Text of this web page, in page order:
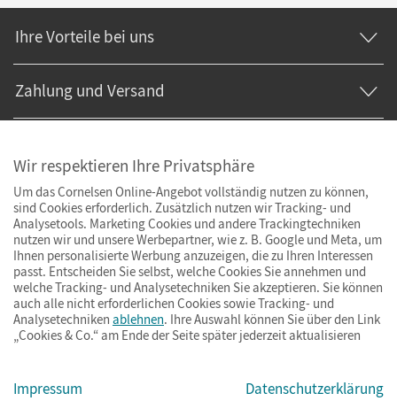
Ihre Vorteile bei uns
Zahlung und Versand
© Cornelsen Verlag 2026
ImpressumAGBDatenschutzBarrierefreiheitCookies & Co.
Wir respektieren Ihre Privatsphäre
Um das Cornelsen Online-Angebot vollständig nutzen zu können,
sind Cookies erforderlich. Zusätzlich nutzen wir Tracking- und
Analysetools. Marketing Cookies und andere Trackingtechniken
nutzen wir und unsere Werbepartner, wie z. B. Google und Meta, um
Ihnen personalisierte Werbung anzuzeigen, die zu Ihren Interessen
passt. Entscheiden Sie selbst, welche Cookies Sie annehmen und
welche Tracking- und Analysetechniken Sie akzeptieren. Sie können
auch alle nicht erforderlichen Cookies sowie Tracking- und
Analysetechniken ablehnen. Ihre Auswahl können Sie über den Link
„Cookies & Co.“ am Ende der Seite später jederzeit aktualisieren
Impressum Datenschutzerklärung